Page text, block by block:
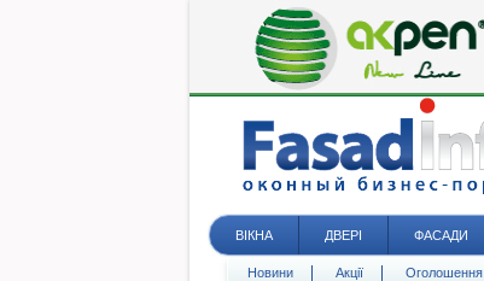
ВІКНА ДВЕРІ ФАСАДИ
Новини Акції Оголошення